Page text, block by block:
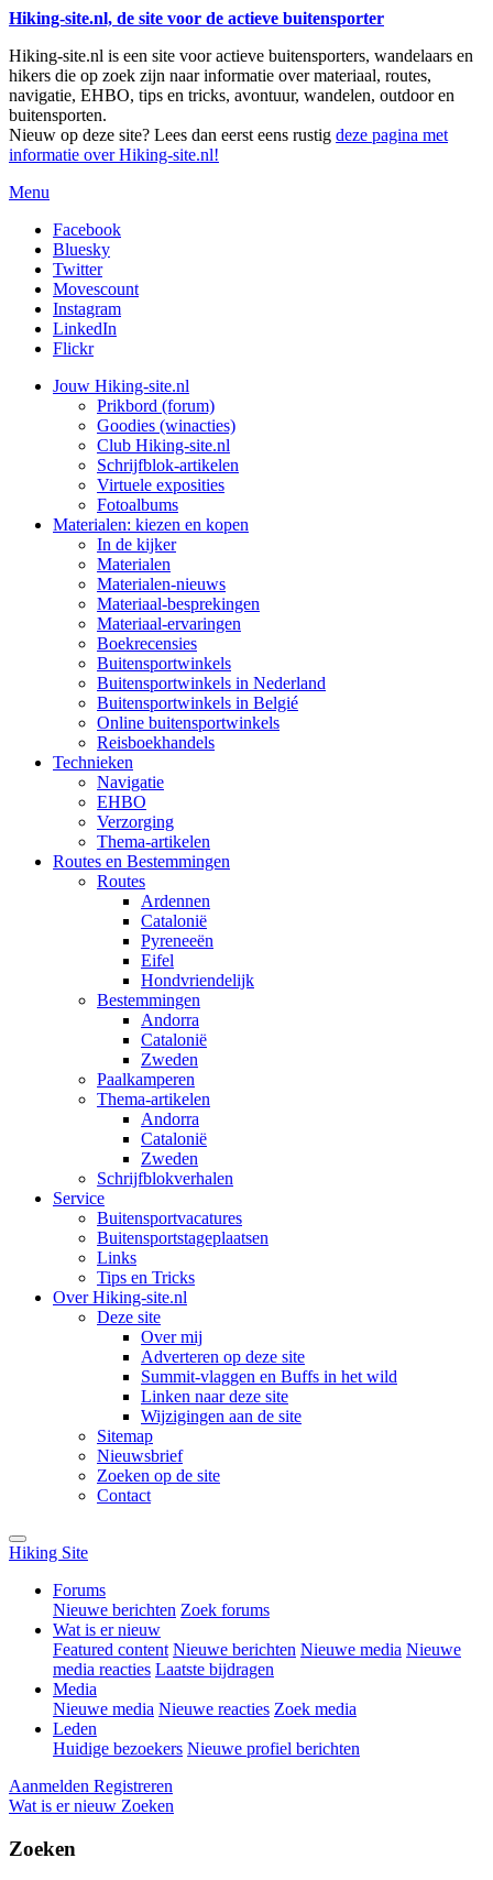
Hiking-site.nl, de site voor de actieve buitensporter
Hiking-site.nl is een site voor actieve buitensporters, wandelaars en
hikers die op zoek zijn naar informatie over materiaal, routes,
navigatie, EHBO, tips en tricks, avontuur, wandelen, outdoor en
buitensporten.
Nieuw op deze site? Lees dan eerst eens rustig deze pagina met
informatie over Hiking-site.nl!
Menu
Facebook
Bluesky
Twitter
Movescount
Instagram
LinkedIn
Flickr
Jouw Hiking-site.nl
Prikbord (forum)
Goodies (winacties)
Club Hiking-site.nl
Schrijfblok-artikelen
Virtuele exposities
Fotoalbums
Materialen: kiezen en kopen
In de kijker
Materialen
Materialen-nieuws
Materiaal-besprekingen
Materiaal-ervaringen
Boekrecensies
Buitensportwinkels
Buitensportwinkels in Nederland
Buitensportwinkels in Belgié
Online buitensportwinkels
Reisboekhandels
Technieken
Navigatie
EHBO
Verzorging
Thema-artikelen
Routes en Bestemmingen
Routes
Ardennen
Catalonië
Pyreneeën
Eifel
Hondvriendelijk
Bestemmingen
Andorra
Catalonië
Zweden
Paalkamperen
Thema-artikelen
Andorra
Catalonië
Zweden
Schrijfblokverhalen
Service
Buitensportvacatures
Buitensportstageplaatsen
Links
Tips en Tricks
Over Hiking-site.nl
Deze site
Over mij
Adverteren op deze site
Summit-vlaggen en Buffs in het wild
Linken naar deze site
Wijzigingen aan de site
Sitemap
Nieuwsbrief
Zoeken op de site
Contact
Hiking Site
Forums
Nieuwe berichten Zoek forums
Wat is er nieuw
Featured content Nieuwe berichten Nieuwe media Nieuwe
media reacties Laatste bijdragen
Media
Nieuwe media Nieuwe reacties Zoek media
Leden
Huidige bezoekers Nieuwe profiel berichten
Aanmelden Registreren
Wat is er nieuw Zoeken
Zoeken